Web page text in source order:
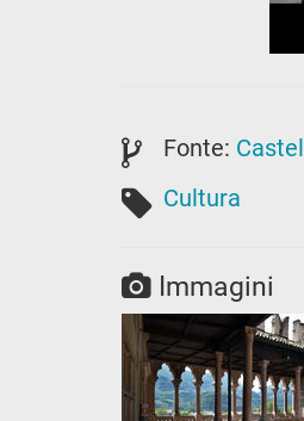
Fonte:
Cultura
Immagini